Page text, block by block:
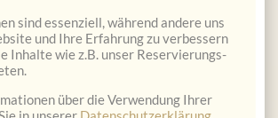
sind essenziell, während andere uns
und Ihre Erfahrung zu verbessern
Inhalte wie z.B. unser Reservierungs-
über die Verwendung Ihrer
in unserer Datenschutzerklärung.